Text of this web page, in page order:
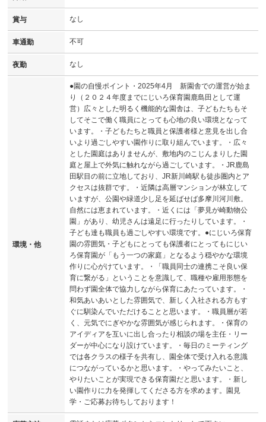
賞与 なし
車通勤 不可
夜勤 なし
環境・他
●園の自慢ポイント・2025年4月 新園舎での運営が始ま
り（２０２４年度までにじいろ保育園鹿島田として運
営）広々とした明るく機能的な園舎は、子どもたちもそ
してそこで働く職員にとっても心地の良い環境となって
います。・子どもたちと職員と保護者様と意見を出し合
いより過ごしやすい園作りに取り組んでいます。・広々
とした園庭はありませんが、敷地内のこじんまりした園
庭と屋上で外気に触れながら過ごしています。・JR鹿島
田駅目の前に立地しており、JR新川崎駅も徒歩圏内とア
クセスは抜群です。・近隣は高層マンションが林立して
いますが、公園や緑道少し足を延ばせば多摩川河川敷。
自然には恵まれています。・近くには「夢見が崎動物公
園」があり、幼児さんは遠足に行ったりしています。・
子ども達も職員も過ごしやすい環境です。●にじいろ保育
園の雰囲気・子どもにとっても保護者にとってもにじい
ろ保育園が「もう一つの家庭」となるよう穏やかな環境
作りに心がけています。・「職員同士の連携こそ良い保
育に繋がる」ということを意識して、職種や雇用形態を
問わず園全体で協力しながら保育にあたっています。・
和気あいあいとした雰囲気で、新しく入社される方もす
ぐに馴染んでいただけることと思います。・職員層が若
く、元気でにぎやかな雰囲気が感じられます。・保育の
アイディアを互いに出し合ったり相談の場を主任・リー
ダーが中心になり設けています。・毎日のミーティング
では各クラスの様子を共有し、園全体で受け入れる意識
につながっているかと思います。・やってみたいこと、
やりたいことが実現できる保育園だと思います。・新し
い園作りに力を発揮してくださる方を求めます。園見
学・ご応募お待ちしております！